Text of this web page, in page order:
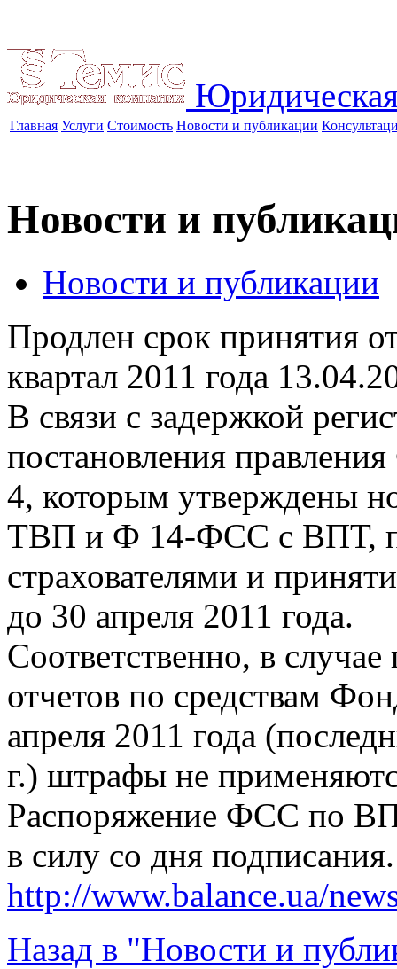
Главная Услуги Стоимость Новости и публикации
Новости и
Новости и публикации
Продлен срок принятия
квартал 2011 года
В связи с задержкой
постановления
4, которым утверждены
ТВП и Ф 14-ФСС с ВПТ,
страхователями и
до 30 апреля 2011 года.
Соответственно, в случае
отчетов по средствам
апреля 2011 года
г.) штрафы не
Распоряжение ФСС по
в силу со дня подписания.
http://www.balance.ua/
Назад в "Новости и